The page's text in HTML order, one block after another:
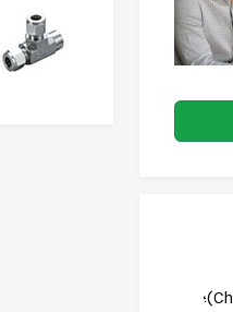
شیر یک‌طرفه (Check Valve)؛